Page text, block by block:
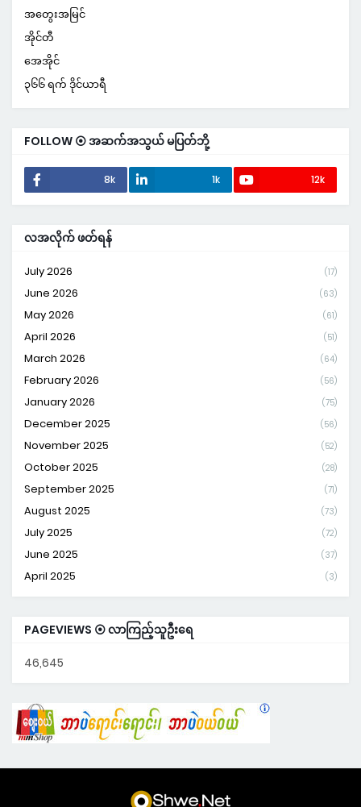
အတွေးအမြင်
အိုင်တီ
အေအိုင်
၃၆၆ ရက် ဒိုင်ယာရီ
FOLLOW ⦿ အဆက်အသွယ် မပြတ်ဘို့
8k 1k 12k
လအလိုက် ဖတ်ရန်
July 2026 (17)
June 2026 (63)
May 2026 (61)
April 2026 (51)
March 2026 (64)
February 2026 (56)
January 2026 (75)
December 2025 (56)
November 2025 (52)
October 2025 (28)
September 2025 (71)
August 2025 (73)
July 2025 (72)
June 2025 (37)
April 2025 (3)
PAGEVIEWS ⦿ လာကြည့်သူဦးရေ
46,645